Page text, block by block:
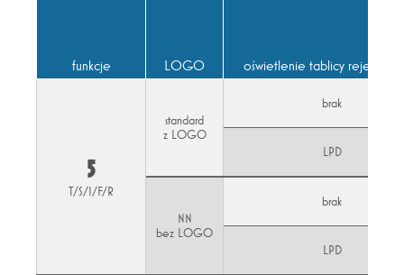
funkcje LOGO oświetlenie tablicy
5
T/S/I/F/R
standard
z LOGO
brak
LPD
NN
bez LOGO
brak
LPD